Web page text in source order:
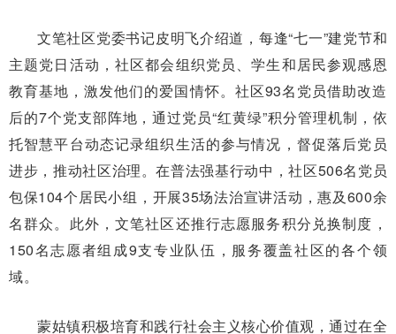
文笔社区党委书记皮明飞介绍道，每逢“七一”建党节和
主题党日活动，社区都会组织党员、学生和居民参观感恩
教育基地，激发他们的爱国情怀。社区93名党员借助改造
后的7个党支部阵地，通过党员“红黄绿”积分管理机制，依
托智慧平台动态记录组织生活的参与情况，督促落后党员
进步，推动社区治理。在普法强基行动中，社区506名党员
包保104个居民小组，开展35场法治宣讲活动，惠及600余
名群众。此外，文笔社区还推行志愿服务积分兑换制度，
150名志愿者组成9支专业队伍，服务覆盖社区的各个领
域。
蒙姑镇积极培育和践行社会主义核心价值观，通过在全